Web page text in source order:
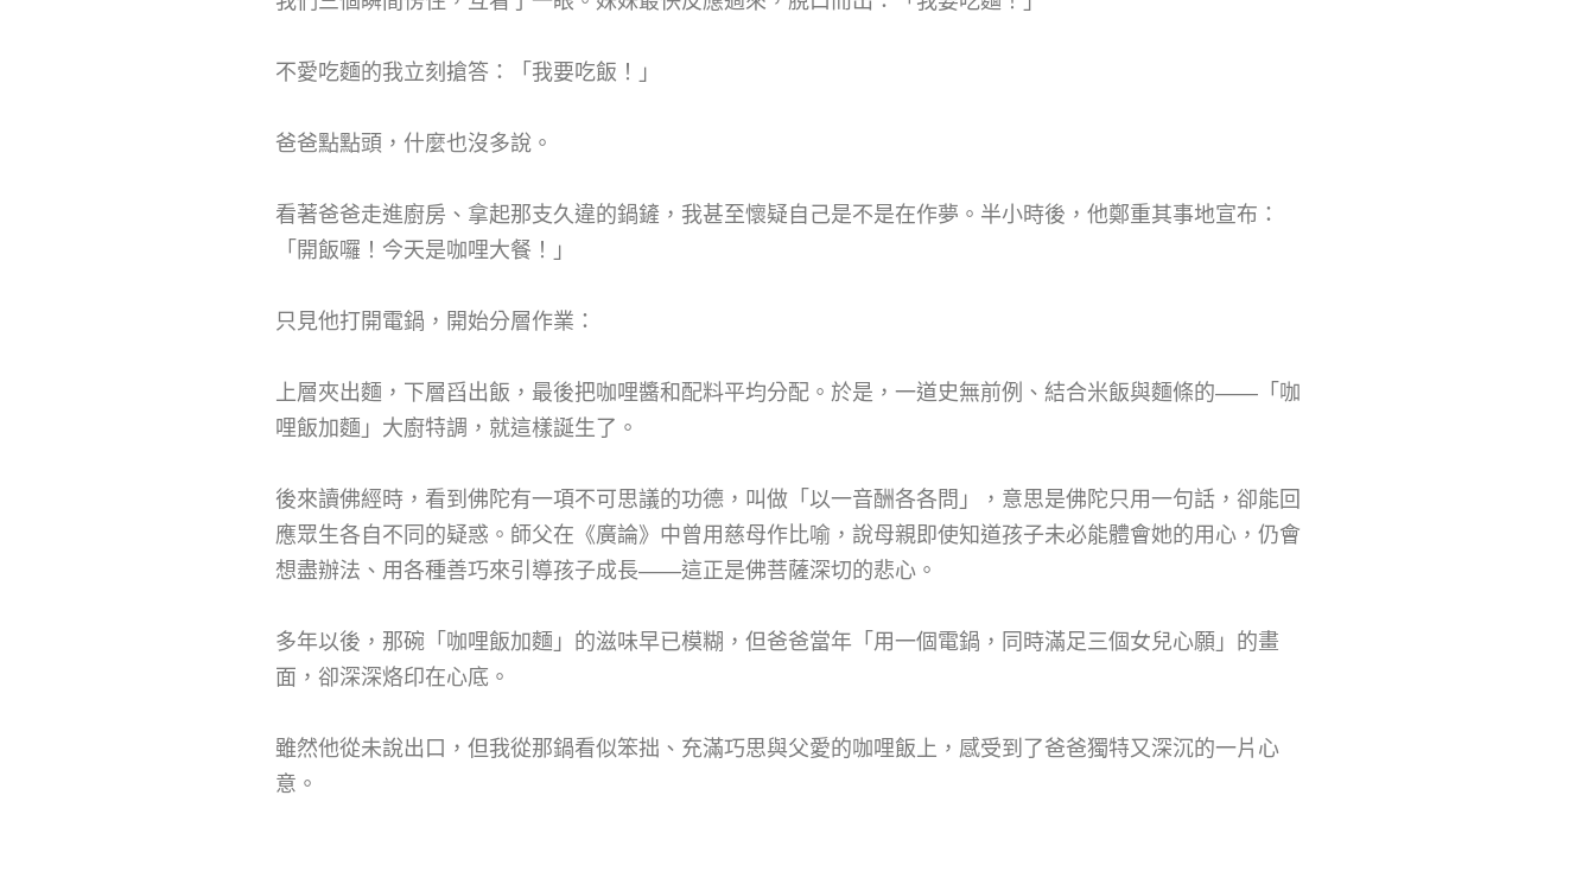
不愛吃麵的我立刻搶答：「我要吃飯！」
爸爸點點頭，什麼也沒多說。
看著爸爸走進廚房、拿起那支久違的鍋鏟，我甚至懷疑自己是不是在作夢。半小時後，他鄭重其事地宣布：
「開飯囉！今天是咖哩大餐！」
只見他打開電鍋，開始分層作業：
上層夾出麵，下層舀出飯，最後把咖哩醬和配料平均分配。於是，一道史無前例、結合米飯與麵條的——「咖
哩飯加麵」大廚特調，就這樣誕生了。
後來讀佛經時，看到佛陀有一項不可思議的功德，叫做「以一音酬各各問」，意思是佛陀只用一句話，卻能回
應眾生各自不同的疑惑。師父在《廣論》中曾用慈母作比喻，說母親即使知道孩子未必能體會她的用心，仍會
想盡辦法、用各種善巧來引導孩子成長——這正是佛菩薩深切的悲心。
多年以後，那碗「咖哩飯加麵」的滋味早已模糊，但爸爸當年「用一個電鍋，同時滿足三個女兒心願」的畫
面，卻深深烙印在心底。
雖然他從未說出口，但我從那鍋看似笨拙、充滿巧思與父愛的咖哩飯上，感受到了爸爸獨特又深沉的一片心
意。